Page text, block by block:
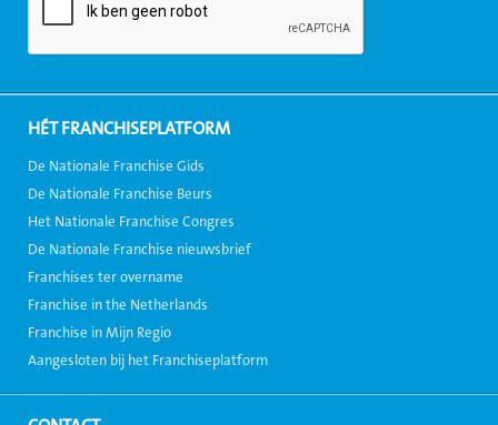
HÉT FRANCHISEPLATFORM
De Nationale Franchise Gids
De Nationale Franchise Beurs
Het Nationale Franchise Congres
De Nationale Franchise nieuwsbrief
Franchises ter overname
Franchise in the Netherlands
Franchise in Mijn Regio
Aangesloten bij het Franchiseplatform